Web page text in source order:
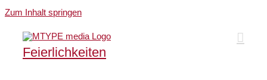
Zum Inhalt springen
Feierlichkeiten